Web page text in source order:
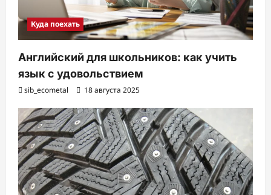
Куда поехать
Английский для школьников: как учить
язык с удовольствием
sib_ecometal 18 августа 2025